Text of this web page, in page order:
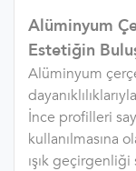
Alüminyum
Estetiğin
Alüminyum
İnce profilleri
kullanılmasına
ışık geçirgenliği